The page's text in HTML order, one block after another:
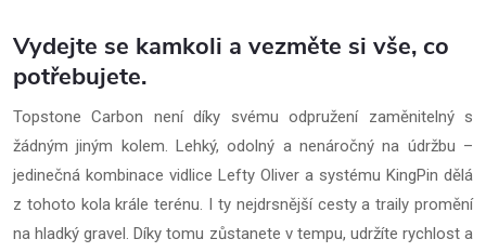
Vydejte se kamkoli a vezměte si vše, co
potřebujete.
Topstone Carbon není díky svému odpružení zaměnitelný s
žádným jiným kolem. Lehký, odolný a nenáročný na údržbu –
jedinečná kombinace vidlice Lefty Oliver a systému KingPin dělá
z tohoto kola krále terénu. I ty nejdrsnější cesty a traily promění
na hladký gravel. Díky tomu zůstanete v tempu, udržíte rychlost a